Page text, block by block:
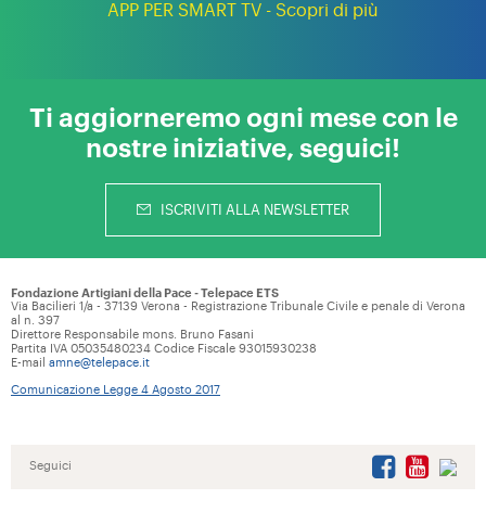
APP PER SMART TV - Scopri di più
Ti aggiorneremo ogni mese con le
nostre iniziative, seguici!
ISCRIVITI ALLA NEWSLETTER
Fondazione Artigiani della Pace - Telepace ETS
Via Bacilieri 1/a - 37139 Verona - Registrazione Tribunale Civile e penale di Verona
al n. 397
Direttore Responsabile mons. Bruno Fasani
Partita IVA 05035480234 Codice Fiscale 93015930238
E-mail amne@telepace.it
Comunicazione Legge 4 Agosto 2017
Seguici